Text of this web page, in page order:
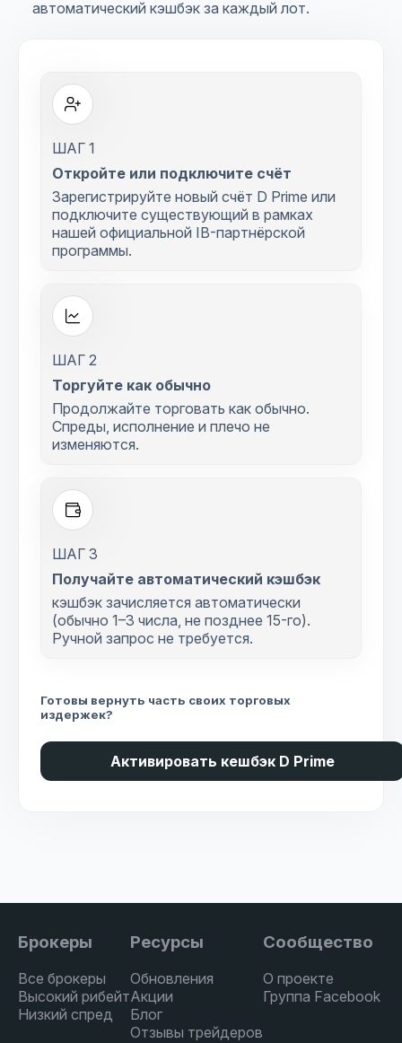
автоматический кэшбэк за каждый лот.
ШАГ 1
Откройте или подключите счёт
Зарегистрируйте новый счёт D Prime или
подключите существующий в рамках
нашей официальной IB-партнёрской
программы.
ШАГ 2
Торгуйте как обычно
Продолжайте торговать как обычно.
Спреды, исполнение и плечо не
изменяются.
ШАГ 3
Получайте автоматический кэшбэк
кэшбэк зачисляется автоматически
(обычно 1–3 числа, не позднее 15-го).
Ручной запрос не требуется.
Готовы вернуть часть своих торговых
издержек?
Активировать кешбэк D Prime
Брокеры
Все брокеры
Высокий рибейт
Низкий спред
Ресурсы
Обновления
Акции
Блог
Отзывы трейдеров
Сообщество
О проекте
Группа Facebook